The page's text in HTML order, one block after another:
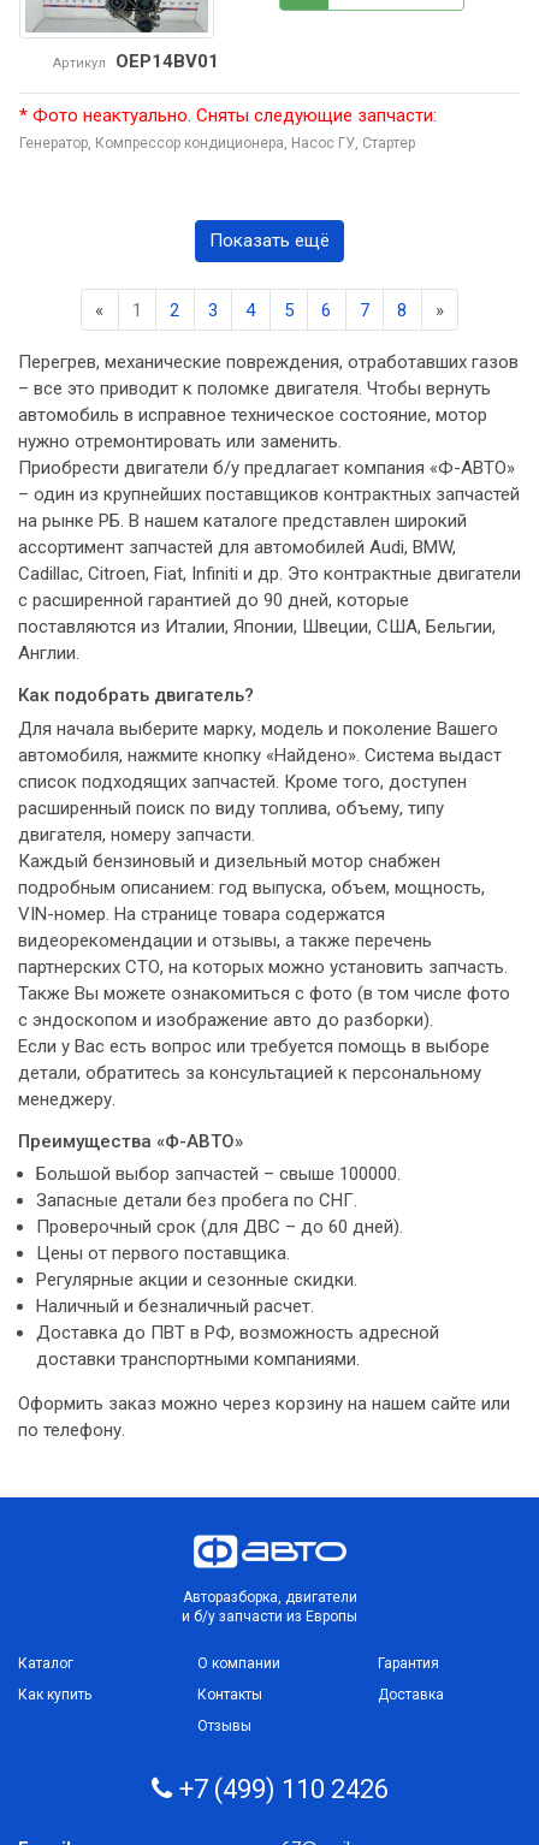
Артикул OEP14BV01
* Фото неактуально. Сняты следующие запчасти:
Генератор, Компрессор кондиционера, Насос ГУ, Стартер
Показать ещё
« Previous
1 2 3 4 5 6 7 8 »Next
Перегрев, механические повреждения, отработавших газов
– все это приводит к поломке двигателя. Чтобы вернуть
автомобиль в исправное техническое состояние, мотор
нужно отремонтировать или заменить.
Приобрести двигатели б/у предлагает компания «Ф-АВТО»
– один из крупнейших поставщиков контрактных запчастей
на рынке РБ. В нашем каталоге представлен широкий
ассортимент запчастей для автомобилей Audi, BMW,
Cadillac, Citroen, Fiat, Infiniti и др. Это контрактные двигатели
с расширенной гарантией до 90 дней, которые
поставляются из Италии, Японии, Швеции, США, Бельгии,
Англии.
Как подобрать двигатель?
Для начала выберите марку, модель и поколение Вашего
автомобиля, нажмите кнопку «Найдено». Система выдаст
список подходящих запчастей. Кроме того, доступен
расширенный поиск по виду топлива, объему, типу
двигателя, номеру запчасти.
Каждый бензиновый и дизельный мотор снабжен
подробным описанием: год выпуска, объем, мощность,
VIN-номер. На странице товара содержатся
видеорекомендации и отзывы, а также перечень
партнерских СТО, на которых можно установить запчасть.
Также Вы можете ознакомиться с фото (в том числе фото
с эндоскопом и изображение авто до разборки).
Если у Вас есть вопрос или требуется помощь в выборе
детали, обратитесь за консультацией к персональному
менеджеру.
Преимущества «Ф-АВТО»
Большой выбор запчастей – свыше 100000.
Запасные детали без пробега по СНГ.
Проверочный срок (для ДВС – до 60 дней).
Цены от первого поставщика.
Регулярные акции и сезонные скидки.
Наличный и безналичный расчет.
Доставка до ПВТ в РФ, возможность адресной
доставки транспортными компаниями.
Оформить заказ можно через корзину на нашем сайте или
по телефону.
Авторазборка, двигатели
и б/у запчасти из Европы
Каталог
Как купить
О компании
Контакты
Отзывы
Гарантия
Доставка
+7 (499) 110 2426